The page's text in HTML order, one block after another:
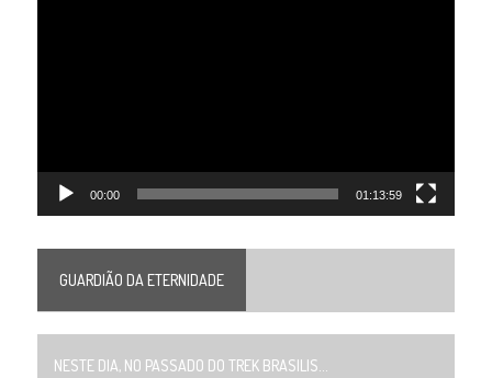
00:00 01:13:59
GUARDIÃO DA ETERNIDADE
NESTE DIA, NO PASSADO DO TREK BRASILIS...